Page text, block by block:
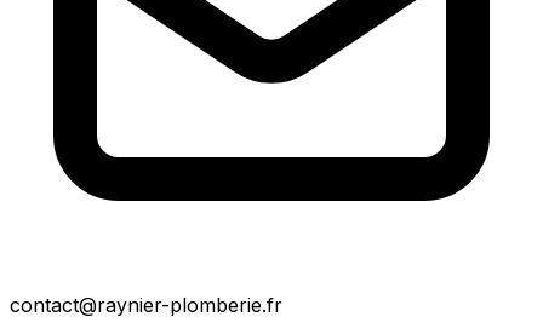
contact@raynier-plomberie.fr